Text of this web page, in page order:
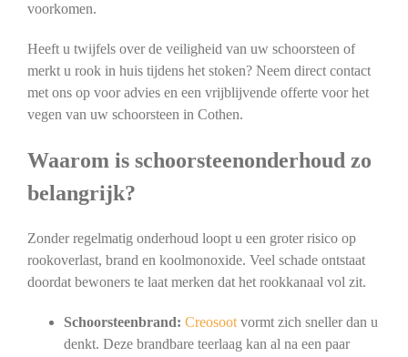
voorkomen.
Heeft u twijfels over de veiligheid van uw schoorsteen of
merkt u rook in huis tijdens het stoken? Neem direct contact
met ons op voor advies en een vrijblijvende offerte voor het
vegen van uw schoorsteen in Cothen.
Waarom is schoorsteenonderhoud zo
belangrijk?
Zonder regelmatig onderhoud loopt u een groter risico op
rookoverlast, brand en koolmonoxide. Veel schade ontstaat
doordat bewoners te laat merken dat het rookkanaal vol zit.
Schoorsteenbrand: Creosootvormt zich sneller dan u
denkt. Deze brandbare teerlaag kan al na een paar